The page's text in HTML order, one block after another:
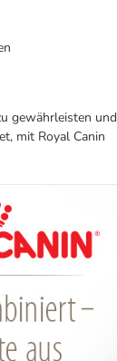
gewährleisten und
mit Royal Canin